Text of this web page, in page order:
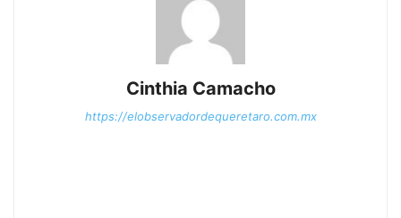
Cinthia Camacho
https://elobservadordequeretaro.com.mx